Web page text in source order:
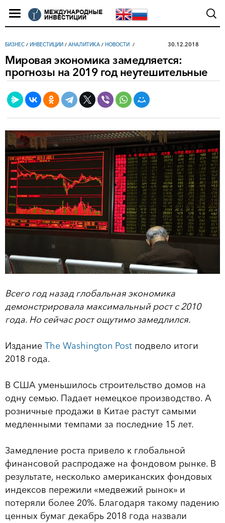
БИЗНЕС / ИНВЕСТИЦИИ / АНАЛИТИКА / НОВОСТИ 30.12.2018
Мировая экономика замедляется:
прогнозы на 2019 год неутешительные
Всего год назад глобальная экономика
демонстрировала максимальный рост с 2010
года. Но сейчас рост ощутимо замедлился.
Издание The Washington Post подвело итоги
2018 года.
В США уменьшилось строительство домов на
одну семью. Падает немецкое производство. А
розничные продажи в Китае растут самыми
медленными темпами за последние 15 лет.
Замедление роста привело к глобальной
финансовой распродаже на фондовом рынке. В
результате, несколько американских фондовых
индексов пережили «медвежий рынок» и
потеряли более 20%. Благодаря такому падению
ценных бумаг декабрь 2018 года назвали